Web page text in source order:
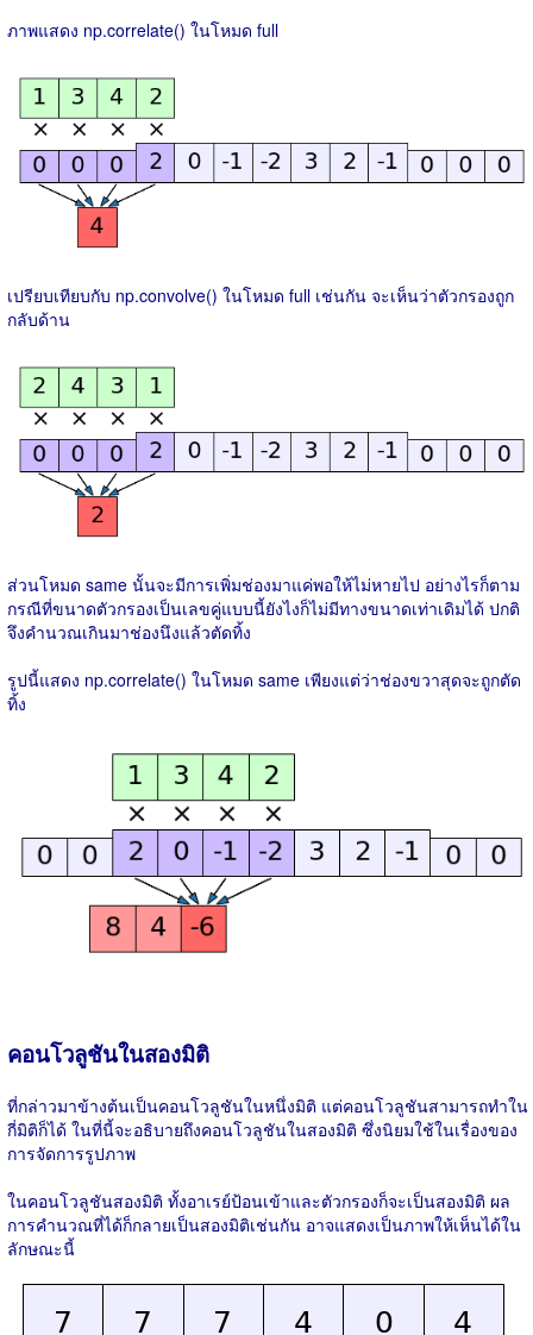
ภาพแสดง np.correlate() ในโหมด full
เปรียบเทียบกับ np.convolve() ในโหมด full เช่นกัน จะเห็นว่าตัวกรองถูก
กลับด้าน
ส่วนโหมด same นั้นจะมีการเพิ่มช่องมาแค่พอให้ไม่หายไป อย่างไรก็ตาม
กรณีที่ขนาดตัวกรองเป็นเลขคู่แบบนี้ยังไงก็ไม่มีทางขนาดเท่าเดิมได้ ปกติ
จึงคำนวณเกินมาช่องนึงแล้วตัดทิ้ง
รูปนี้แสดง np.correlate() ในโหมด same เพียงแต่ว่าช่องขวาสุดจะถูกตัด
ทิ้ง
คอนโวลูชันในสองมิติ
ที่กล่าวมาข้างต้นเป็นคอนโวลูชันในหนึ่งมิติ แต่คอนโวลูชันสามารถทำใน
กี่มิติก็ได้ ในที่นี้จะอธิบายถึงคอนโวลูชันในสองมิติ ซึ่งนิยมใช้ในเรื่องของ
การจัดการรูปภาพ
ในคอนโวลูชันสองมิติ ทั้งอาเรย์ป้อนเข้าและตัวกรองก็จะเป็นสองมิติ ผล
การคำนวณที่ได้ก็กลายเป็นสองมิติเช่นกัน อาจแสดงเป็นภาพให้เห็นได้ใน
ลักษณะนี้